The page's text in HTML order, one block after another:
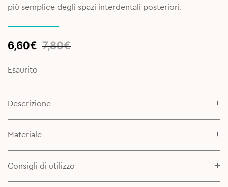
più semplice degli spazi interdentali posteriori.
7,80€
Original
was:
6,60€
Current
is:
Esaurito
Descrizione
Materiale
Consigli di utilizzo